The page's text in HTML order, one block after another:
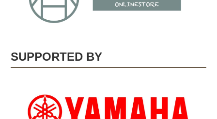
SUPPORTED BY